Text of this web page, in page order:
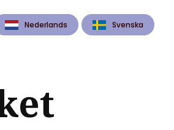
Nederlands Svenska